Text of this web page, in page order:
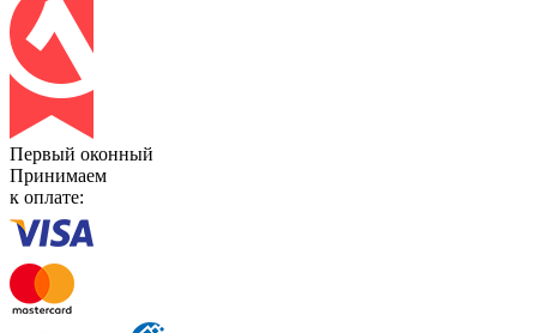
Первый оконный
Принимаем
к оплате: